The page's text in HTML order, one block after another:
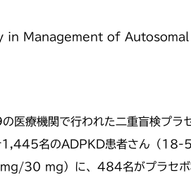
Management of
療機関で行われた二重盲検プラ
1,445名のADPKD患者さん（
mg）に、484名がプラセボ群